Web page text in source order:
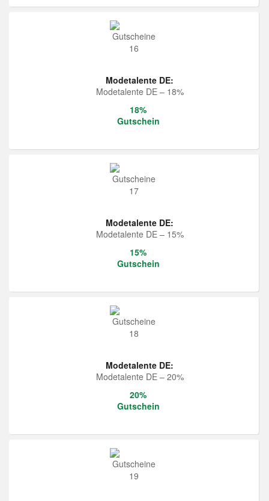
Modetalente DE:
Modetalente DE – 18%
18%
Gutschein
Modetalente DE:
Modetalente DE – 15%
15%
Gutschein
Modetalente DE:
Modetalente DE – 20%
20%
Gutschein